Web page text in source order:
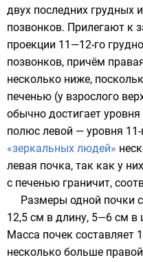
двух последних грудных
позвонков. Прилегают к
проекции 11—12-го
позвонков, причём
несколько ниже,
печенью (у взрослого
обычно достигает
полюс левой — уровня
«зеркальных людей»
левая почка, так как у
с печенью граничит,
Размеры одной почки
12,5 см в длину, 5—6 см
Масса почек составляет
несколько больше